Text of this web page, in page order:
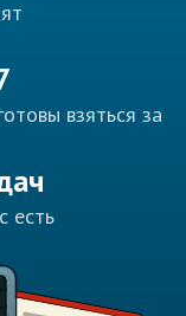
взяться за
есть